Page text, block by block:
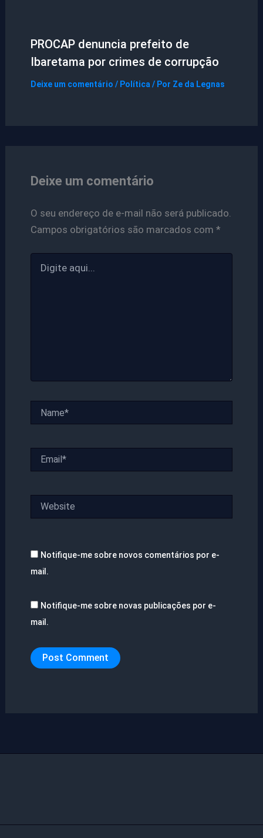
PROCAP denuncia prefeito de
Ibaretama por crimes de corrupção
Deixe um comentário / Política / Por Ze da Legnas
Deixe um comentário
O seu endereço de e-mail não será publicado.
Campos obrigatórios são marcados com *
aqui...
Notifique-me sobre novos comentários por e-
mail.
Notifique-me sobre novas publicações por e-
mail.